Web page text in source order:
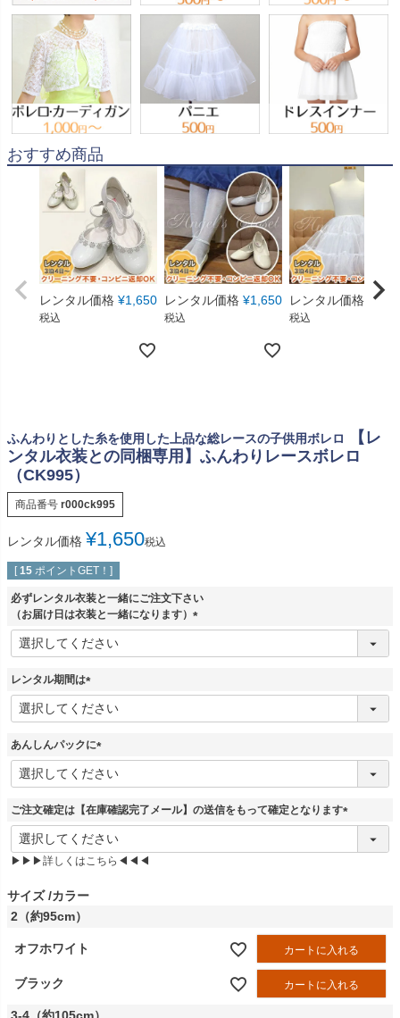
おすすめ商品
レンタル価格 ¥1,650
税込
レンタル価格 ¥1,650
税込
レンタル価格 ¥550
税込
ふんわりとした糸を使用した上品な総レースの子供用ボレロ
【レ
ンタル衣装との同梱専用】ふんわりレースボレロ
（CK995）
商品番号 r000ck995
レンタル価格 ¥1,650税込
[ 15 ポイントGET！]
必ずレンタル衣装と一緒にご注文下さい
（お届け日は衣装と一緒になります）
(
レンタル期間は
(
必
)
あんしんパックに
(
必
)
ご注文確定は【在庫確認完了メール】の送信をもって確定となります
(
▶▶▶詳しくはこちら◀◀◀
サイズ カラー
2（約95cm）
オフホワイト カートに入れる
ブラック カートに入れる